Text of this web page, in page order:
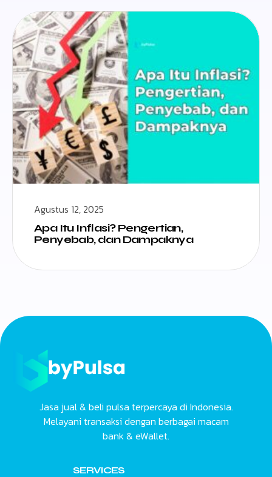
Agustus 12, 2025
Apa Itu Inflasi? Pengertian,
Penyebab, dan Dampaknya
Jasa jual & beli pulsa terpercaya di Indonesia.
Melayani transaksi dengan berbagai macam
bank & eWallet.
SERVICES